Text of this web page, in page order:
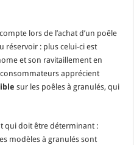
lors de l’achat d’un poêle
réservoir : plus celui-ci est
et son ravitaillement en
apprécient
sur les poêles à granulés, qui
qui doit être déterminant :
modèles à granulés sont